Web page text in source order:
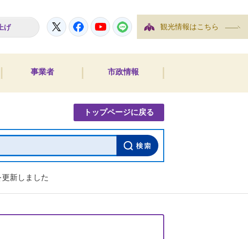
げ TwitterFacebookYouTubeLINE 観光情報はこちら
事業者 市政情報
トップページに戻る
更新しました